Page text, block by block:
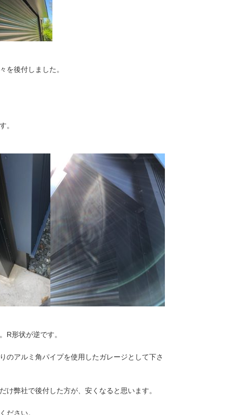
を後付しました。
。
R形状が逆です。
のアルミ角パイプを使用したガレージとして下さ
弊社で後付した方が、安くなると思います。
ださい。